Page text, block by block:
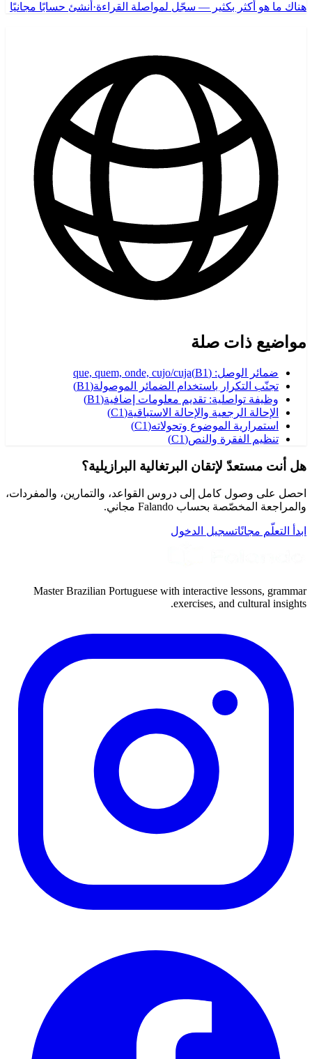
هناك ما هو أكثر بكثير — سجّل لمواصلة القراءة· أنشئ حسابًا مجانيًا
مواضيع ذات صلة
ضمائر الوصل: que, quem, onde, cujo/cuja (B1)
تجنّب التكرار باستخدام الضمائر الموصولة(
B1
)
وظيفة تواصلية: تقديم معلومات إضافية(
B1
)
الإحالة الرجعية والإحالة الاستباقية(
C1
)
استمرارية الموضوع وتحولاته(
C1
)
تنظيم الفقرة والنص(
C1
)
هل أنت مستعدّ لإتقان البرتغالية البرازيلية؟
احصل على وصول كامل إلى دروس القواعد، والتمارين، والمفردات،
والمراجعة المخصّصة بحساب Falando مجاني.
ابدأ التعلّم مجانًاتسجيل الدخول
Master Brazilian Portuguese with interactive lessons, grammar
exercises, and cultural insights.